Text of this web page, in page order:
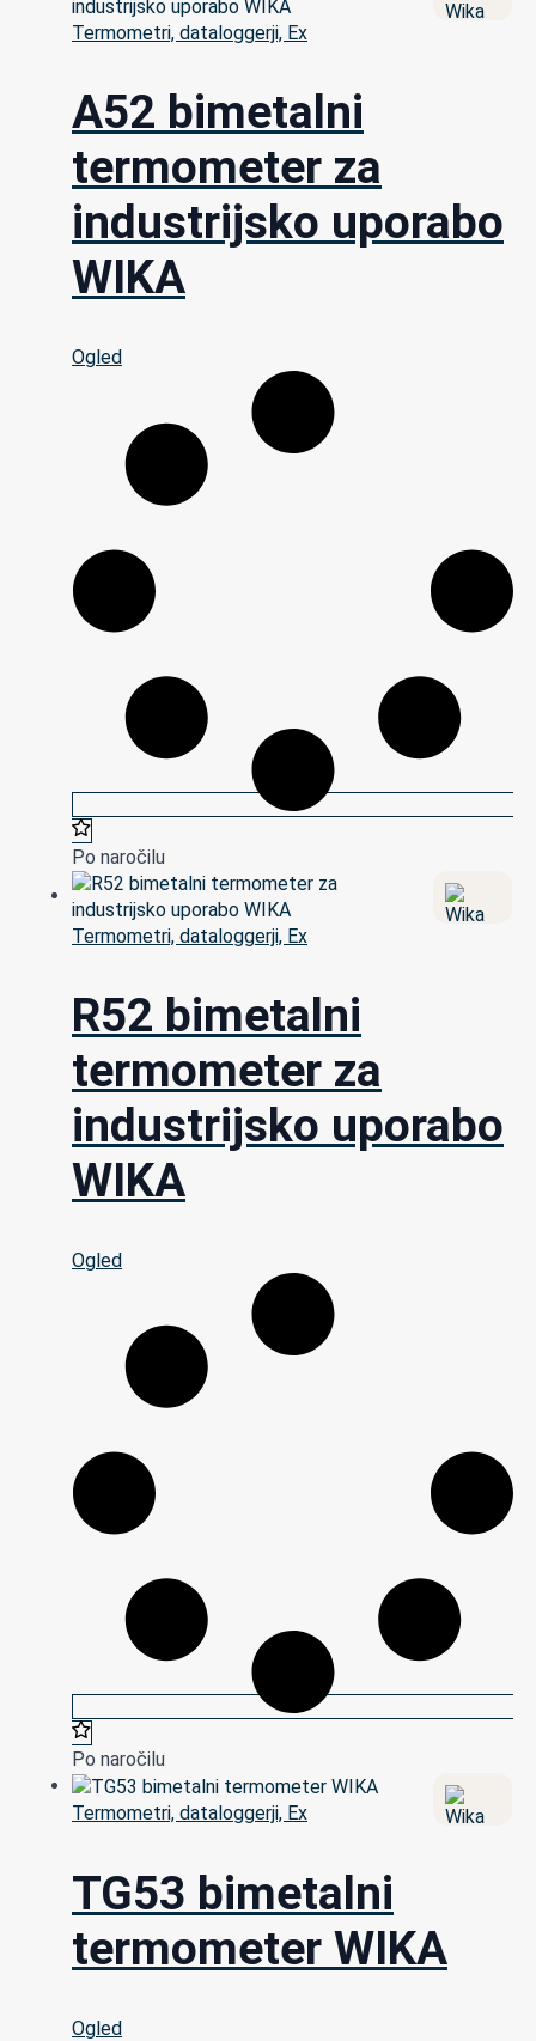
Termometri, dataloggerji, Ex
A52 bimetalni
termometer za
industrijsko uporabo
WIKA
Ogled
Po naročilu
Termometri, dataloggerji, Ex
R52 bimetalni
termometer za
industrijsko uporabo
WIKA
Ogled
Po naročilu
Termometri, dataloggerji, Ex
TG53 bimetalni
termometer WIKA
Ogled